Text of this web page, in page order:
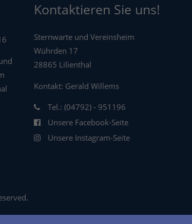
Kontaktieren Sie uns!
Sternwarte und Vereinsheim
Wührden 17
28865 Lilienthal
Kontakt: Gerald Willems
Tel.: (04792) - 951196
Unsere Facebook-Seite
Unsere Instagram-Seite